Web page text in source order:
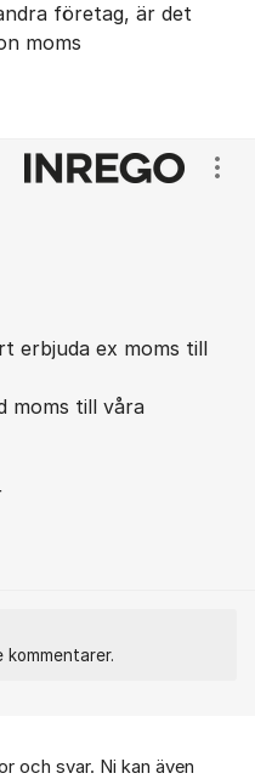
företag, är det
moms
erbjuda ex moms till
moms till våra
och svar. Ni kan även